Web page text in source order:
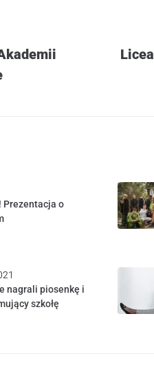
Prezentacja o
nagrali piosenkę i
szkołę